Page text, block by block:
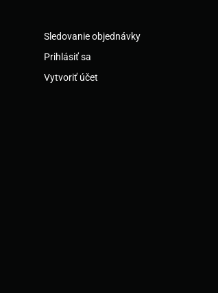
Sledovanie objednávky
Prihlásiť sa
Vytvoriť účet